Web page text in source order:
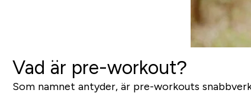
Vad är pre-workout?
Som namnet antyder, är pre-workouts